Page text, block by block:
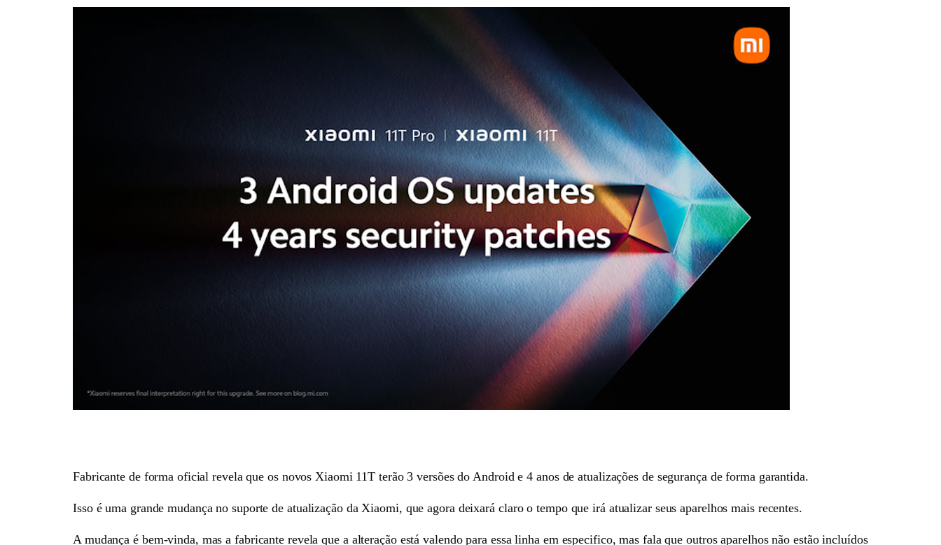
Fabricante de forma oficial revela que os novos Xiaomi 11T terão 3 versões do Android e 4 anos de atualizações de segurança de forma garantida.
Isso é uma grande mudança no suporte de atualização da Xiaomi, que agora deixará claro o tempo que irá atualizar seus aparelhos mais recentes.
A mudança é bem-vinda, mas a fabricante revela que a alteração está valendo para essa linha em especifico, mas fala que outros aparelhos não estão incluídos